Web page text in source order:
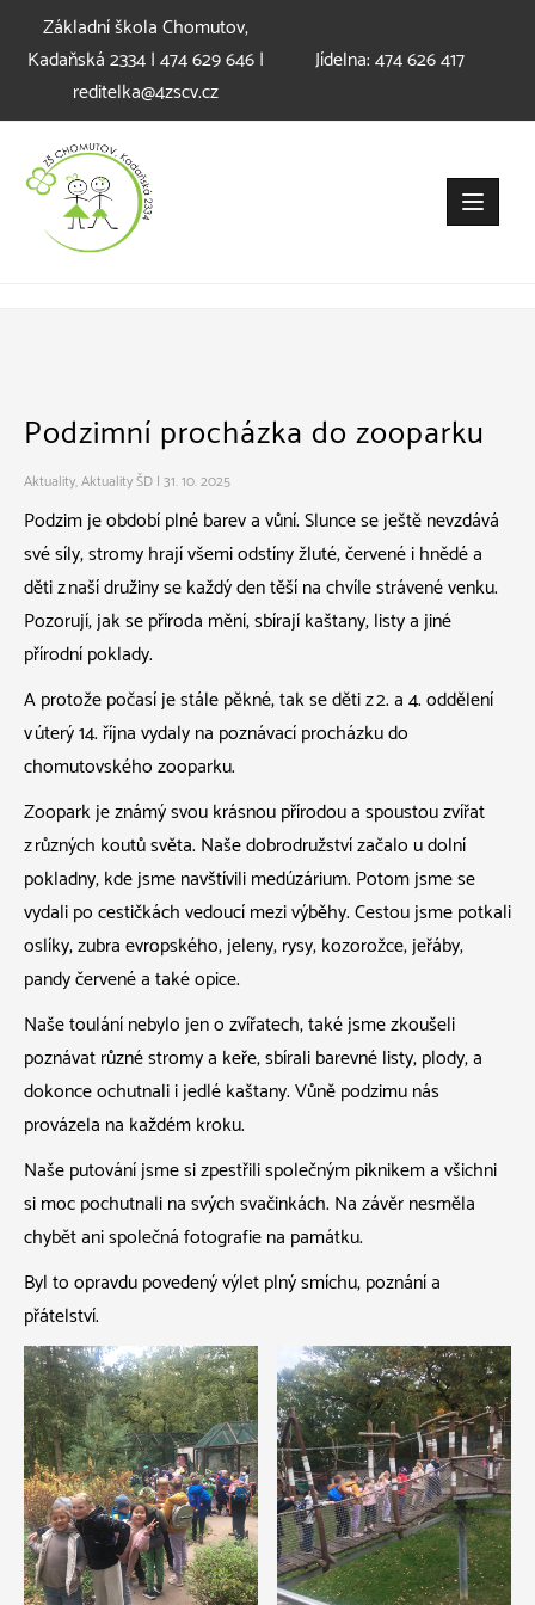
Přeskočit
obsahu
Základní škola Chomutov,
Kadaňská 2334 | 474 629 646 |
reditelka@4zscv.cz
Jídelna: 474 626 417
Podzimní procházka do zooparku
Aktuality,Aktuality ŠD | 31. 10. 2025
Podzim je období plné barev a vůní. Slunce se ještě nevzdává
své síly, stromy hrají všemi odstíny žluté, červené i hnědé a
děti z naší družiny se každý den těší na chvíle strávené venku.
Pozorují, jak se příroda mění, sbírají kaštany, listy a jiné
přírodní poklady.
A protože počasí je stále pěkné, tak se děti z 2. a 4. oddělení
v úterý 14. října vydaly na poznávací procházku do
chomutovského zooparku.
Zoopark je známý svou krásnou přírodou a spoustou zvířat
z různých koutů světa. Naše dobrodružství začalo u dolní
pokladny, kde jsme navštívili medúzárium. Potom jsme se
vydali po cestičkách vedoucí mezi výběhy. Cestou jsme potkali
oslíky, zubra evropského, jeleny, rysy, kozorožce, jeřáby,
pandy červené a také opice.
Naše toulání nebylo jen o zvířatech, také jsme zkoušeli
poznávat různé stromy a keře, sbírali barevné listy, plody, a
dokonce ochutnali i jedlé kaštany. Vůně podzimu nás
provázela na každém kroku.
Naše putování jsme si zpestřili společným piknikem a všichni
si moc pochutnali na svých svačinkách. Na závěr nesměla
chybět ani společná fotografie na památku.
Byl to opravdu povedený výlet plný smíchu, poznání a
přátelství.